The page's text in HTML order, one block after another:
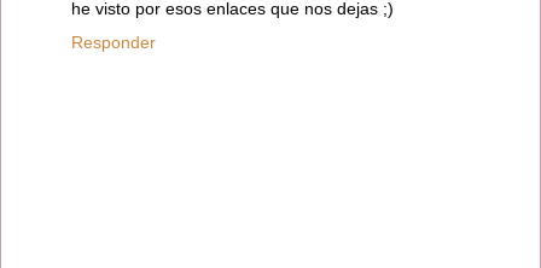
he visto por esos enlaces que nos dejas ;)
Responder